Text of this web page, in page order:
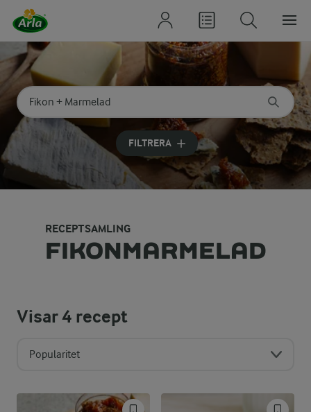
Sök på kategori eller ingrediens
Skriv in sökord för att få förslag
FILTRERA
RECEPTSAMLING
FIKONMARMELAD
Visar4 recept
Popularitet